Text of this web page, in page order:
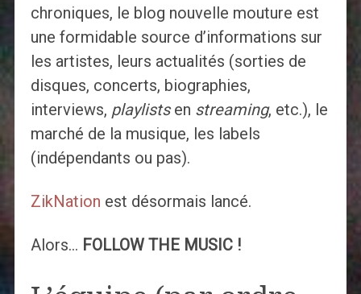
chroniques, le blog nouvelle mouture est
une formidable source d’informations sur
les artistes, leurs actualités (sorties de
disques, concerts, biographies,
interviews, playlistsen streaming, etc.), le
marché de la musique, les labels
(indépendants ou pas).
ZikNation est désormais lancé.
Alors… FOLLOW THE MUSIC !